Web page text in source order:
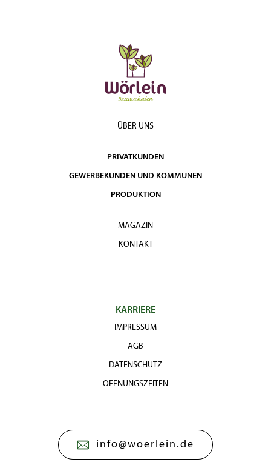
ÜBER UNS
PRIVATKUNDEN
GEWERBEKUNDEN UND KOMMUNEN
PRODUKTION
MAGAZIN
KONTAKT
KARRIERE
IMPRESSUM
AGB
DATENSCHUTZ
ÖFFNUNGSZEITEN
info@woerlein.de